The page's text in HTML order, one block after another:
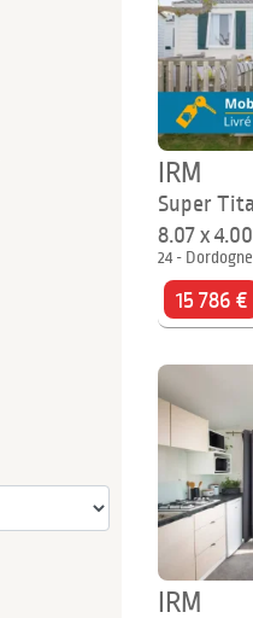
IRM
Super
8.07 x
24 -
15 786 €
IRM